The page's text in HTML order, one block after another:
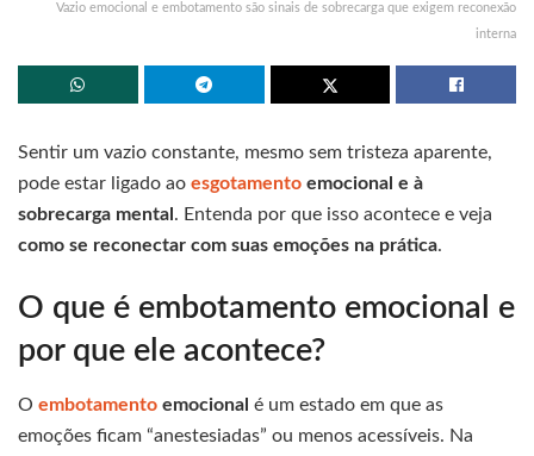
Vazio emocional e embotamento são sinais de sobrecarga que exigem reconexão
interna
Sentir um vazio constante, mesmo sem tristeza aparente,
pode estar ligado ao esgotamento emocional e à
sobrecarga mental . Entenda por que isso acontece e veja
como se reconectar com suas emoções na prática.
O que é embotamento emocional e
por que ele acontece?
O embotamento emocional é um estado em que as
emoções ficam “anestesiadas” ou menos acessíveis. Na